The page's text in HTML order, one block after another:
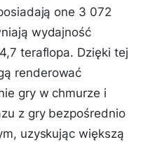
one 3 072
wydajność
teraflopa. Dzięki tej
renderować
gry w chmurze i
z gry bezpośrednio
uzyskując większą